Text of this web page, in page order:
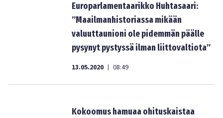
Europarlamentaarikko Huhtasaari:
”Maailmanhistoriassa mikään
valuuttaunioni ole pidemmän päälle
pysynyt pystyssä ilman liittovaltiota”
13.05.2020 | 08:49
Kokoomus hamuaa ohituskaistaa